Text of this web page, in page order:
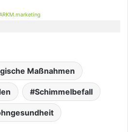
Maßnahmen
Schimmelbefall